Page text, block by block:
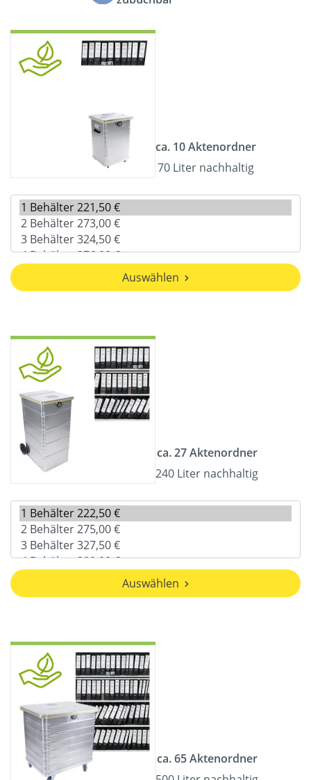
ca. 10 Aktenordner
70 Liter nachhaltig
Auswählen
ca. 27 Aktenordner
240 Liter nachhaltig
Auswählen
ca. 65 Aktenordner